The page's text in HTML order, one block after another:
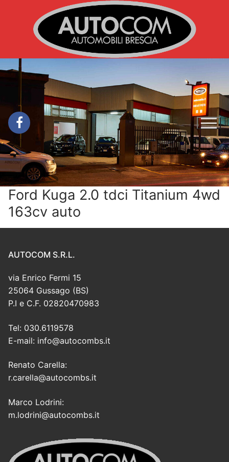
contenuto
Ford Kuga 2.0 tdci Titanium 4wd
163cv auto
AUTOCOM S.R.L.
via Enrico Fermi 15
25064 Gussago (BS)
P.I e C.F. 02820470983
Tel: 030.6119578
E-mail: info@autocombs.it
Renato Carella:
r.carella@autocombs.it
Marco Lodrini:
m.lodrini@autocombs.it